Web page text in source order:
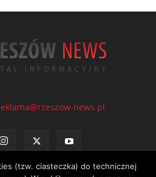
news.pl
(tzw. ciasteczka) do technicznej